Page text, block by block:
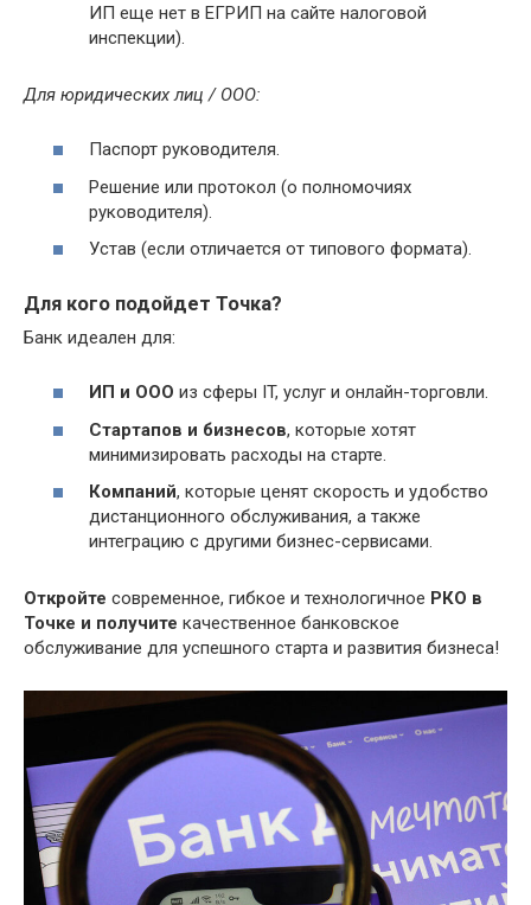
ИП еще нет в ЕГРИП на сайте налоговой
инспекции).
Для юридических лиц / ООО:
Паспорт руководителя.
Решение или протокол (о полномочиях
руководителя).
Устав (если отличается от типового формата).
Для кого подойдет Точка?
Банк идеален для:
ИП и ООО из сферы IT, услуг и онлайн-торговли.
Стартапов и бизнесов, которые хотят
минимизировать расходы на старте.
Компаний, которые ценят скорость и удобство
дистанционного обслуживания, а также
интеграцию с другими бизнес-сервисами.
Откройте современное, гибкое и технологичное РКО в
Точке и получите качественное банковское
обслуживание для успешного старта и развития бизнеса!